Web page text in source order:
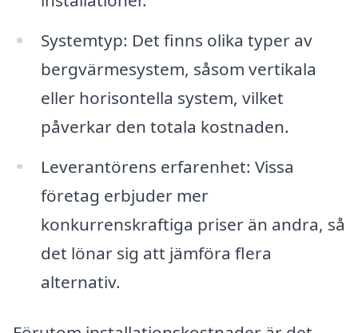
Systemtyp: Det finns olika typer av
bergvärmesystem, såsom vertikala
eller horisontella system, vilket
påverkar den totala kostnaden.
Leverantörens erfarenhet: Vissa
företag erbjuder mer
konkurrenskraftiga priser än andra, så
det lönar sig att jämföra flera
alternativ.